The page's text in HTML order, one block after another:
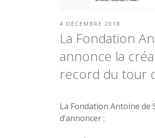
PUBLIÉ
4 DÉCEMBRE 2018
La Fondation
annonce la
record du tour
La Fondation Antoine de
d’annoncer :